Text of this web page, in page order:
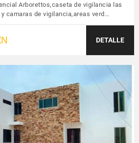
Arborettos,caseta de vigilancia las
camaras de vigilancia,areas verd…
DETALLE
VER DETALLES